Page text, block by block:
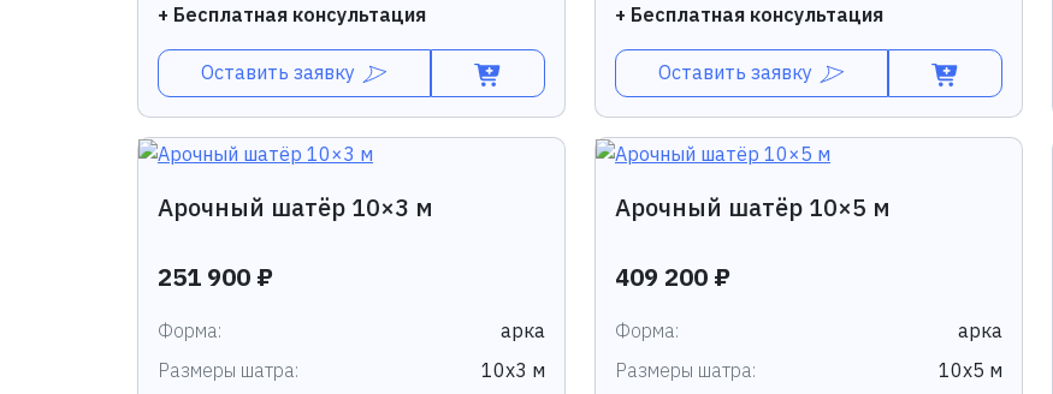
+ Бесплатная консультация
Оставить заявку
+ Бесплатная консультация
Оставить заявку
Арочный шатёр 10×3 м
251 900 ₽
Форма:
арка
Размеры шатра:
10х3 м
Арочный шатёр 10×5 м
409 200 ₽
Форма:
арка
Размеры шатра:
10х5 м